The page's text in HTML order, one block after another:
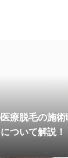
療脱毛の施
ついて解説！